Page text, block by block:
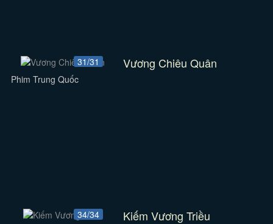
31/31 Vương Chiêu Quân
Phim Trung Quốc
34/34 Kiếm Vương Triều